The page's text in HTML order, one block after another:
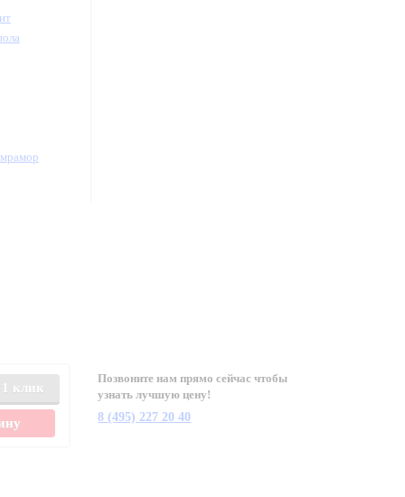
клик
Позвоните нам прямо сейчас чтобы
узнать лучшую цену!
8 (495) 227 20 40